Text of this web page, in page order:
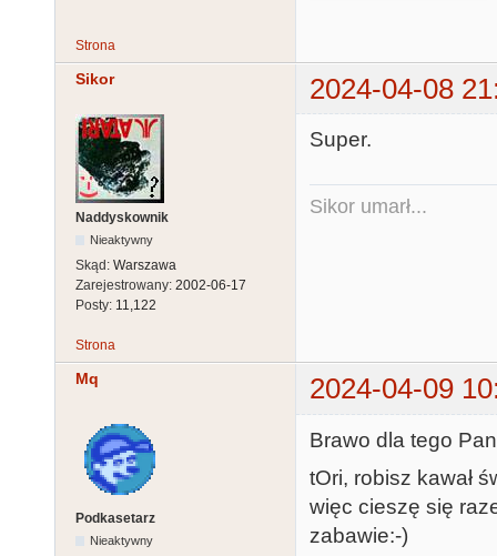
Strona
Sikor 2024-04-08
Naddyskownik
Nieaktywny
Skąd: Warszawa
Zarejestrowany: 2002-06-17
Posty: 11,122
Super.
Sikor umarł...
Strona
Mq 2024-04-09
Podkasetarz
Nieaktywny
Brawo dla tego
tOri, robisz kawał
więc cieszę się
zabawie:-)